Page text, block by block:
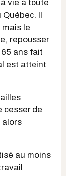
vie à toute
Il
mais le
repousser
ans fait
est atteint
cesser de
alors
au moins